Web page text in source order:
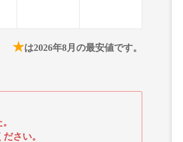
★は2026年8月の最安値です。
さい。